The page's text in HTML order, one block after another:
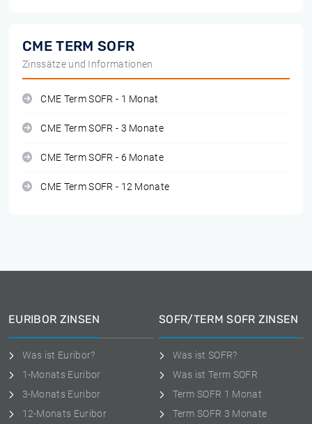
CME TERM SOFR
Zinssätze und Informationen
CME Term SOFR - 1 Monat
CME Term SOFR - 3 Monate
CME Term SOFR - 6 Monate
CME Term SOFR - 12 Monate
EURIBOR ZINSEN
Was ist Euribor?
1-Monats Euribor
3-Monats Euribor
12-Monats Euribor
SOFR/TERM SOFR ZINSEN
Was ist SOFR?
Was ist Term SOFR
Term SOFR 1 Monat
Term SOFR 3 Monate